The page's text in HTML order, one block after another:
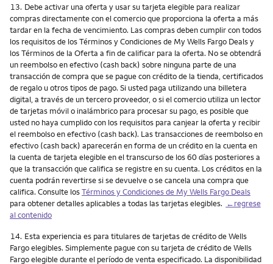
Nota
13. Debe activar una oferta y usar su tarjeta elegible para realizar
compras directamente con el comercio que proporciona la oferta a más
tardar en la fecha de vencimiento. Las compras deben cumplir con todos
los requisitos de los Términos y Condiciones de My Wells Fargo Deals y
los Términos de la Oferta a fin de calificar para la oferta. No se obtendrá
un reembolso en efectivo (cash back) sobre ninguna parte de una
transacción de compra que se pague con crédito de la tienda, certificados
de regalo u otros tipos de pago. Si usted paga utilizando una billetera
digital, a través de un tercero proveedor, o si el comercio utiliza un lector
de tarjetas móvil o inalámbrico para procesar su pago, es posible que
usted no haya cumplido con los requisitos para canjear la oferta y recibir
el reembolso en efectivo (cash back). Las transacciones de reembolso en
efectivo (cash back) aparecerán en forma de un crédito en la cuenta en
la cuenta de tarjeta elegible en el transcurso de los 60 días posteriores a
que la transacción que califica se registre en su cuenta. Los créditos en la
cuenta podrán revertirse si se devuelve o se cancela una compra que
califica. Consulte losTérminos y Condiciones de My Wells Fargo Deals
para obtener detalles aplicables a todas las tarjetas elegibles. ←regrese
al contenido
Nota
14. Esta experiencia es para titulares de tarjetas de crédito de Wells
Fargo elegibles. Simplemente pague con su tarjeta de crédito de Wells
Fargo elegible durante el período de venta especificado. La disponibilidad